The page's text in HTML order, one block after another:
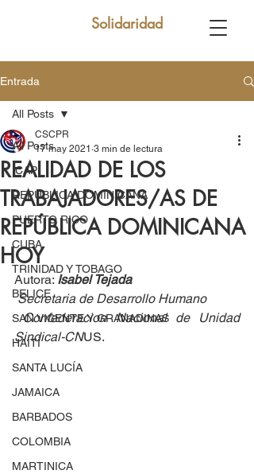
Solidaridad
Entrada
All Posts
ICAP
REPUBLICA DOMINICANA
PUERTO RICO
CUBA
TRINIDAD Y TOBAGO
BELICE
SAN VICENTE Y GRANADINAS
HAITÍ
SANTA LUCÍA
JAMAICA
BARBADOS
COLOMBIA
MARTINICA
All Posts
REALIDAD DE LOS
TRABAJADORES/AS DE
REPÚBLICA DOMINICANA
HOY
CSCPR
17 may 2021 3 min de lectura
Autora: Isabel Tejada
Secretaria de Desarrollo Humano
Confederacion Nacional de Unidad
Sindical-CNUS.